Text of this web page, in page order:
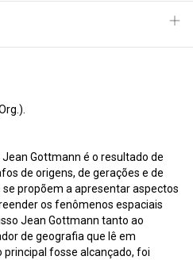
Gottmann é o resultado de
de origens, de gerações e de
propõem a apresentar aspectos
os fenômenos espaciais
Jean Gottmann tanto ao
de geografia que lê em
principal fosse alcançado, foi